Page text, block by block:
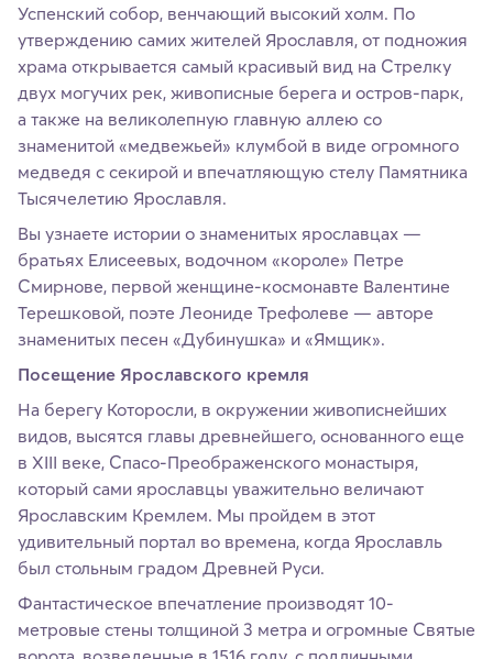
Успенский собор, венчающий высокий холм. По
утверждению самих жителей Ярославля, от подножия
храма открывается самый красивый вид на Стрелку
двух могучих рек, живописные берега и остров-парк,
а также на великолепную главную аллею со
знаменитой «медвежьей» клумбой в виде огромного
медведя с секирой и впечатляющую стелу Памятника
Тысячелетию Ярославля.
Вы узнаете истории о знаменитых ярославцах —
братьях Елисеевых, водочном «короле» Петре
Смирнове, первой женщине-космонавте Валентине
Терешковой, поэте Леониде Трефолеве — авторе
знаменитых песен «Дубинушка» и «Ямщик».
Посещение Ярославского кремля
На берегу Которосли, в окружении живописнейших
видов, высятся главы древнейшего, основанного еще
в XIII веке, Спасо-Преображенского монастыря,
который сами ярославцы уважительно величают
Ярославским Кремлем. Мы пройдем в этот
удивительный портал во времена, когда Ярославль
был стольным градом Древней Руси.
Фантастическое впечатление производят 10-
метровые стены толщиной 3 метра и огромные Святые